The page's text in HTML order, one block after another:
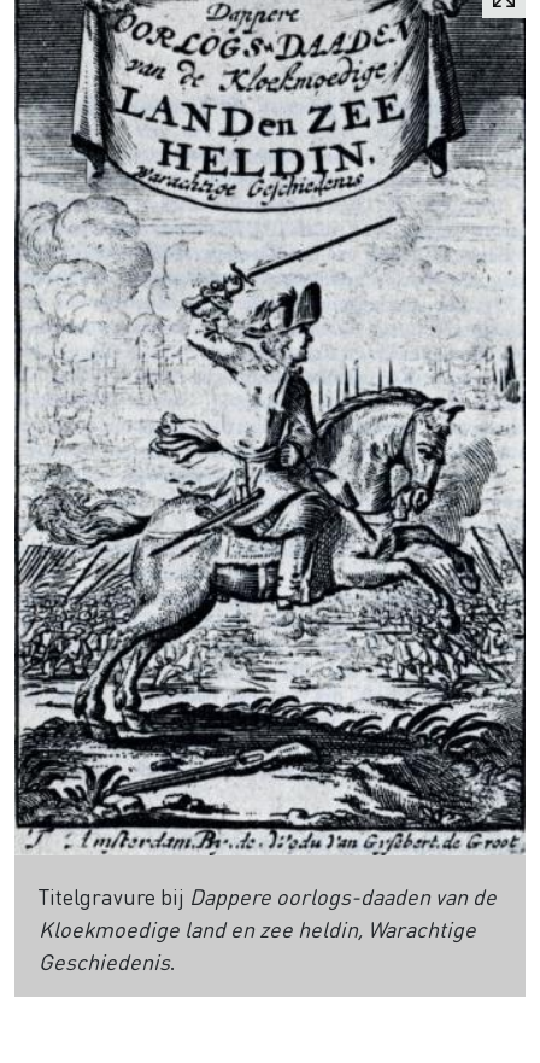
Titelgravure bij Dappere oorlogs-daaden van de
Kloekmoedige land en zee heldin, Warachtige
Geschiedenis.